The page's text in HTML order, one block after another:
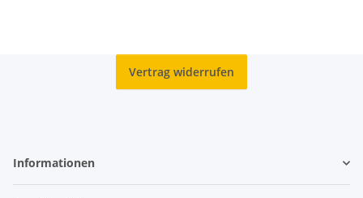
Vertrag widerrufen
Informationen